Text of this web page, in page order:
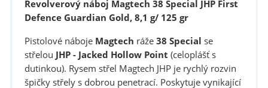
Revolverový náboj Magtech 38 Special JHP First
Defence Guardian Gold, 8,1 g/ 125 gr
Pistolové náboje Magtech ráže38 Special se
střelou JHP - Jacked Hollow Point (celoplášť s
dutinkou). Rysem střel Magtech JHP je rychlý rozvin
špičky střely s dobrou penetrací. Poskytuje vynikající